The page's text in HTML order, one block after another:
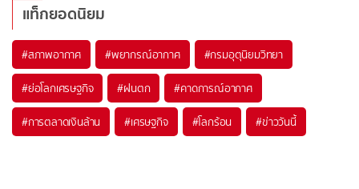
แท็กยอดนิยม
#สภาพอากาศ #พยากรณ์อากาศ #กรมอุตุนิยมวิทยา
#ย่อโลกเศรษฐกิจ #ฝนตก #คาดการณ์อากาศ
#การตลาดเงินล้าน #เศรษฐกิจ #โลกร้อน #ข่าววันนี้